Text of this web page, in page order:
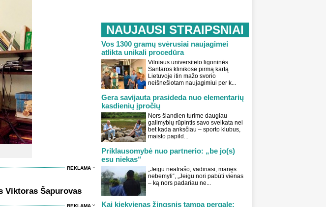
REKLAMA
Viktoras Šapurovas
NAUJAUSI STRAIPSNIAI
Vos 1300 gramų svėrusiai naujagimei
atlikta unikali procedūra
Vilniaus universiteto ligoninės
Santaros klinikose pirmą kartą
Lietuvoje itin mažo svorio
neišnešiotam naujagimiui per k...
Gera savijauta prasideda nuo elementarių
kasdienių įpročių
Nors šiandien turime daugiau
galimybių rūpintis savo sveikata nei
bet kada anksčiau – sporto klubus,
maisto papild...
Priklausomybė nuo partnerio: „be jo(s)
esu niekas“
„Jeigu neatrašo, vadinasi, manęs
nebemyli“, „Jeigu nori pabūti vienas
– ką nors padariau ne...
Kai kiekvienas žingsnis tampa pergale: